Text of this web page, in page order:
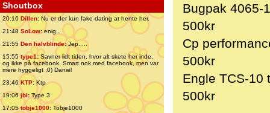
Shoutbox
20:16 Dillen: Nu er der kun fake-dating at hente her.
21:48 SoLow:enig..
21:55 Den halvblinde:Jep.....
15:55 type1:Savner lidt tiden, hvor alt skete her inde,
og ikke på facebook. Smart nok med facebook, men var
mere hyggeligt ;0) Daniel
23:46 KTP:Ktp
19:06jbl:Type 3
17:05tobje1000: Tobje1000
Bugpak 4065-
500kr
Cp
500kr
Engle TCS-10
500kr